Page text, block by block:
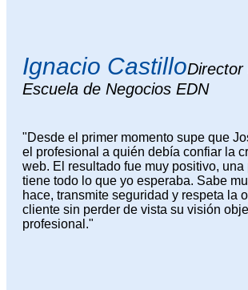
Ignacio CastilloDirector
Escuela de Negocios EDN
"Desde el primer momento supe que
el profesional a quién debía confiar la
web. El resultado fue muy positivo,
tiene todo lo que yo esperaba. Sabe
hace, transmite seguridad y respeta la
cliente sin perder de vista su visión
profesional."